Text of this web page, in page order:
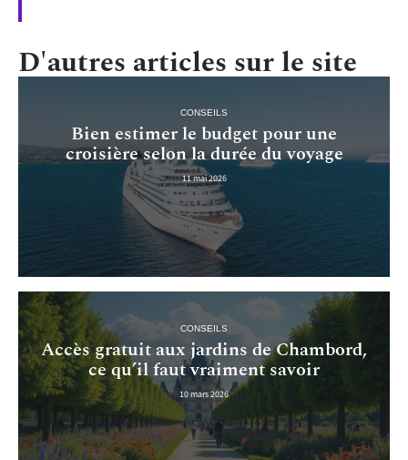
D'autres articles sur le site
CONSEILS
Bien estimer le budget pour une
croisière selon la durée du voyage
11 mai 2026
CONSEILS
Accès gratuit aux jardins de Chambord,
ce qu’il faut vraiment savoir
10 mars 2026